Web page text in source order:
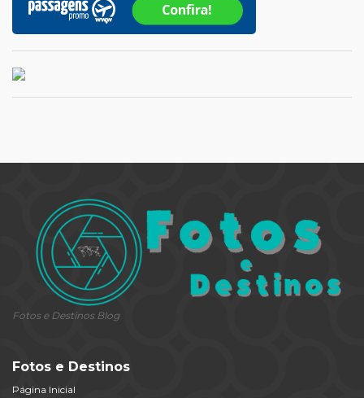
Fotos e Destinos Blog
Fotos e Destinos
Página Inicial